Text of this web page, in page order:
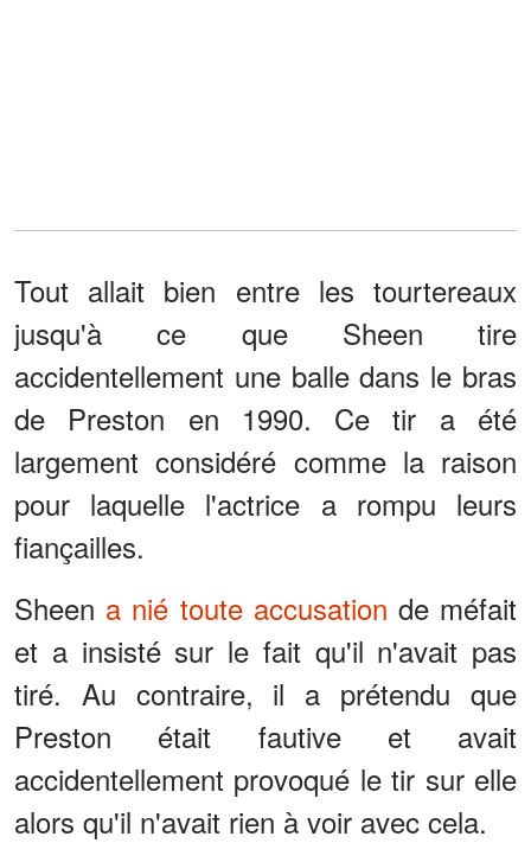
Tout allait bien entre les tourtereaux
jusqu'à ce que Sheen tire
accidentellement une balle dans le bras
de Preston en 1990. Ce tir a été
largement considéré comme la raison
pour laquelle l'actrice a rompu leurs
fiançailles.
Sheen a nié toute accusation de méfait
et a insisté sur le fait qu'il n'avait pas
tiré. Au contraire, il a prétendu que
Preston était fautive et avait
accidentellement provoqué le tir sur elle
alors qu'il n'avait rien à voir avec cela.